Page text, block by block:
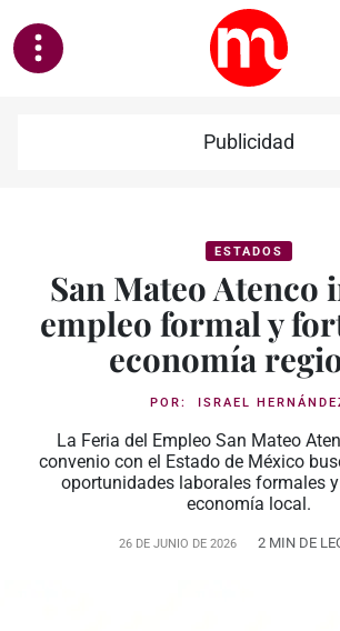
Publicidad
ESTADOS
San Mateo Atenco
empleo formal y
economía
POR: ISRAEL
La Feria del Empleo San Mateo
convenio con el Estado de México
oportunidades laborales formales
economía local.
26 DE JUNIO DE 2026 2 MIN DE